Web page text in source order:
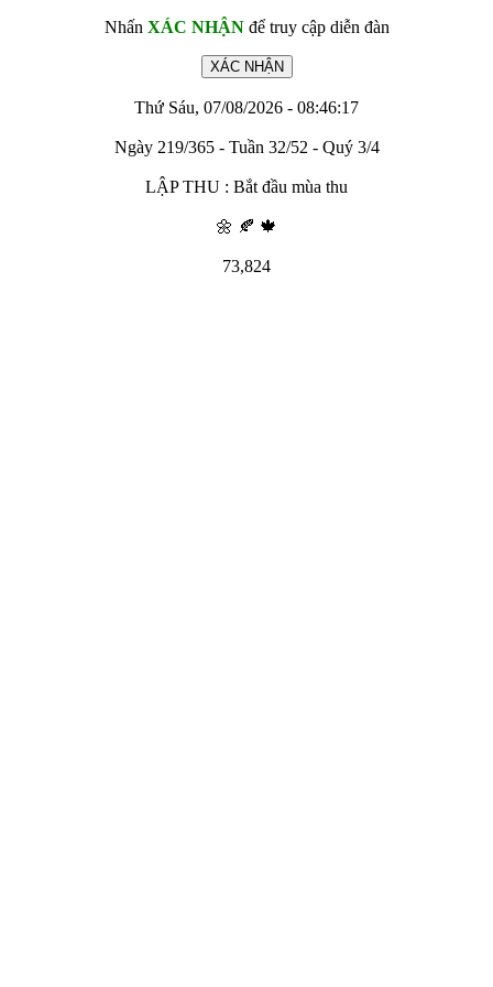
Nhấn XÁC NHẬNđể truy cập diễn đàn
Thứ Sáu, 07/08/2026 - 08:46:17
Ngày 219/365 - Tuần 32/52 - Quý 3/4
LẬP THU : Bắt đầu mùa thu
🌼 🍂 🍁
73,824